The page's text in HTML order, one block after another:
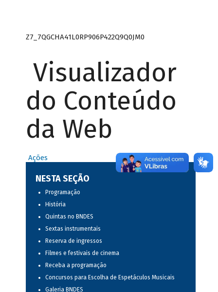
Z7_7QGCHA41L0RP906P422Q9Q0JM0
Visualizador
do Conteúdo
da Web
Ações
NESTA SEÇÃO
Programação
História
Quintas no BNDES
Sextas instrumentais
Reserva de ingressos
Filmes e festivais de cinema
Receba a programação
Concursos para Escolha de Espetáculos Musicais
Galeria BNDES